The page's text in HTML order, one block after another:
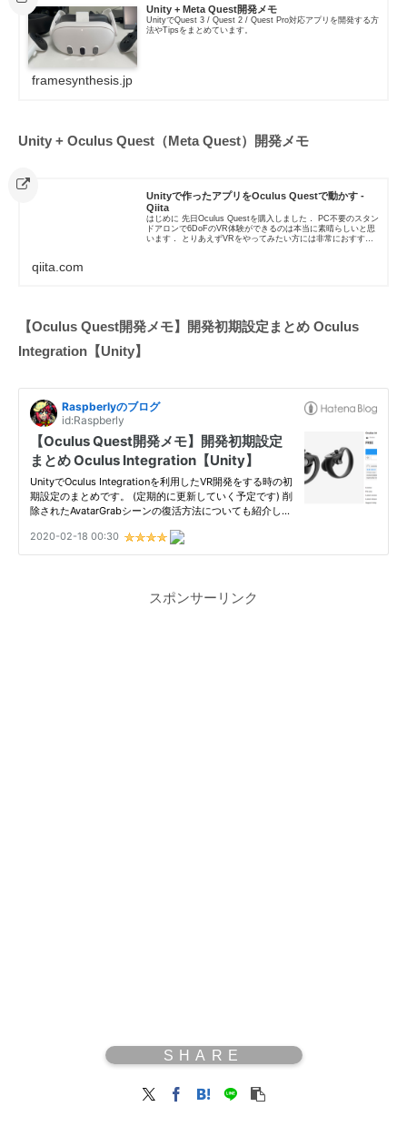
Unity + Meta Quest開発メモ
UnityでQuest 3 / Quest 2 / Quest Pro対応アプリを開発する方
法やTipsをまとめています。
framesynthesis.jp
Unity + Oculus Quest（Meta Quest）開発メモ
Unityで作ったアプリをOculus Questで動かす -
Qiita
はじめに 先日Oculus Questを購入しました． PC不要のスタン
ドアロンで6DoFのVR体験ができるのは本当に素晴らしいと思
います． とりあえずVRをやってみたい方には非常におすすめ
qiita.com
【Oculus Quest開発メモ】開発初期設定まとめ Oculus
Integration【Unity】
スポンサーリンク